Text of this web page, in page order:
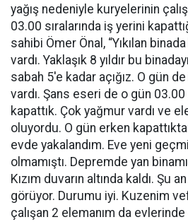
yağış nedeniyle kuryelerinin
03.00 sıralarında iş yerini
sahibi Ömer Önal, “Yıkılan
vardı. Yaklaşık 8 yıldır bu
sabah 5'e kadar açığız. O gün
vardı. Şans eseri de o gün
kapattık. Çok yağmur vardı ve
oluyordu. O gün erken
evde yakalandım. Eve yeni
olmamıştı. Depremde yan
Kızım duvarın altında kaldı. Şu
görüyor. Durumu iyi. Kuzenim
çalışan 2 elemanım da